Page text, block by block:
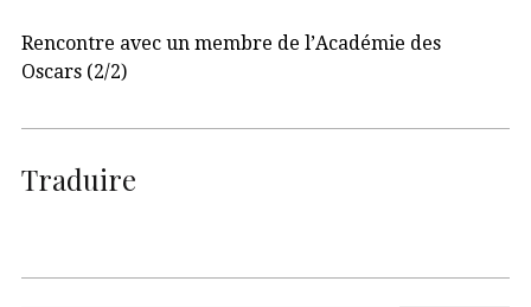
Rencontre avec un membre de l’Académie des
Oscars (2/2)
Traduire